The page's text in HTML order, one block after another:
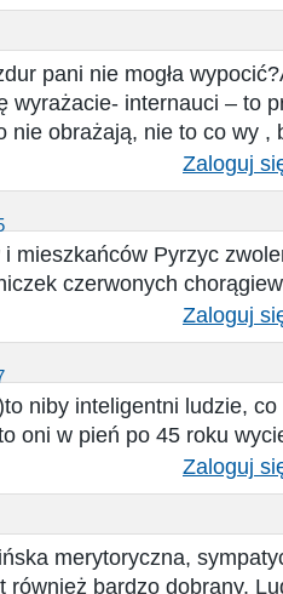
pani nie mogła
wyrażacie- internauci – to
nie obrażają, nie to co wy ,
Zaloguj
mieszkańców Pyrzyc
czerwonych
Zaloguj
niby inteligentni ludzie,
oni w pień po 45 roku
Zaloguj
merytoryczna,
bardzo dobrany.